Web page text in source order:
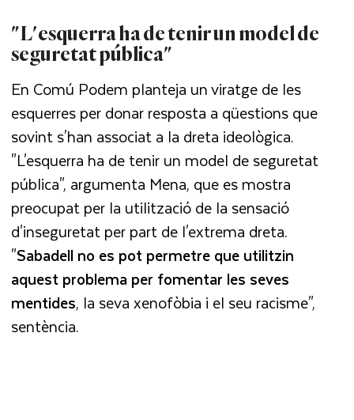
"L'esquerra ha de tenir un model de
seguretat pública"
En Comú Podem planteja un viratge de les
esquerres per donar resposta a qüestions que
sovint s'han associat a la dreta ideològica.
"L'esquerra ha de tenir un model de seguretat
pública", argumenta Mena, que es mostra
preocupat per la utilització de la sensació
d'inseguretat per part de l'extrema dreta.
"Sabadell no es pot permetre que utilitzin
aquest problema per fomentar les seves
mentides, la seva xenofòbia i el seu racisme",
sentència.